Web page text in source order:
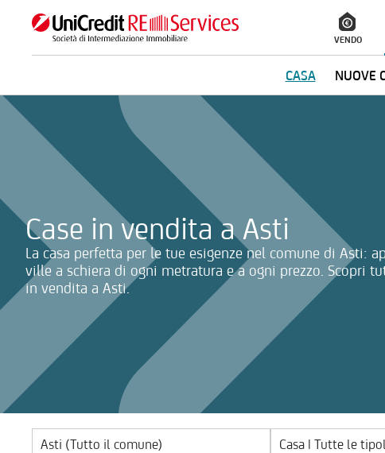
VENDO
CASA NUOVE
Case in vendita a Asti
La casa perfetta per le tue esigenze nel comune di Asti:
ville a schiera di ogni metratura e a ogni prezzo. Scopri
in vendita a Asti.
La ricerca verrà inviata automaticamente alla selezione delle
Casa | Tutte le